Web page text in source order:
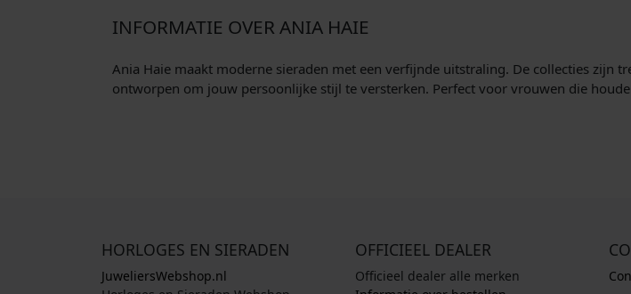
INFORMATIE OVER ANIA HAIE
Ania Haie maakt moderne sieraden met een verfijnde uitstraling. De collecties zijn
ontworpen om jouw persoonlijke stijl te versterken. Perfect voor vrouwen die
HORLOGES EN SIERADEN
JuweliersWebshop.nl
OFFICIEEL DEALER
Officieel dealer alle merken